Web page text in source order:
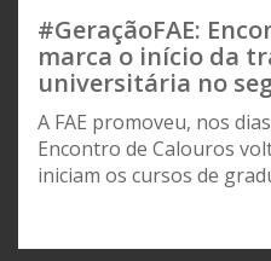
#GeraçãoFAE:
marca o início da
universitária no
A FAE promoveu, nos
Encontro de Calouros
iniciam os cursos de